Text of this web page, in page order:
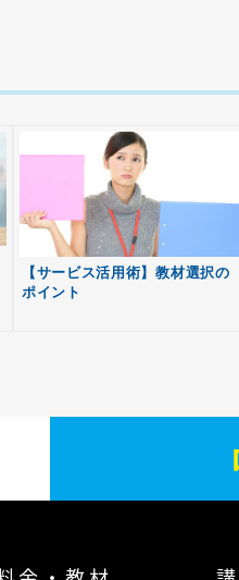
【サービス活用術】教材選択の
ポイント